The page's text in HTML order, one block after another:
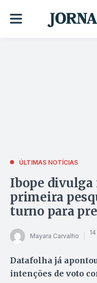
ÚLTIMAS NOTÍCIAS
Ibope divulga
primeira
turno para
Mayara Carvalho
Datafolha já
intenções de voto